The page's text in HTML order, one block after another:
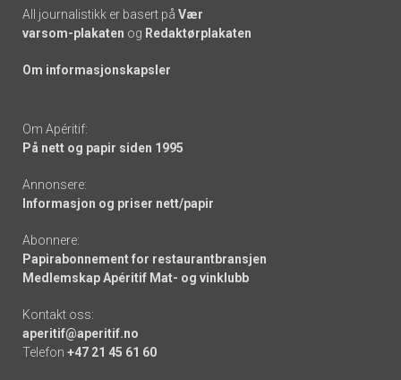
All journalistikk er basert på Vær
varsom-plakaten og Redaktørplakaten
Om informasjonskapsler
Om Apéritif:
På nett og papir siden 1995
Annonsere:
Informasjon og priser nett/papir
Abonnere:
Papirabonnement for restaurantbransjen
Medlemskap Apéritif Mat- og vinklubb
Kontakt oss:
aperitif@aperitif.no
Telefon +47 21 45 61 60